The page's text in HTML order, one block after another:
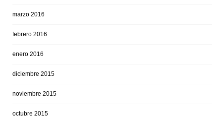
marzo 2016
febrero 2016
enero 2016
diciembre 2015
noviembre 2015
octubre 2015